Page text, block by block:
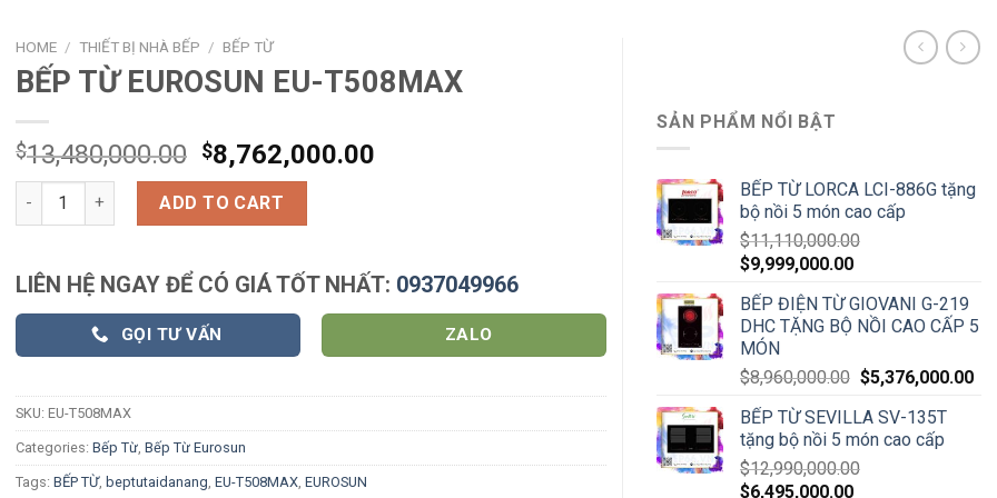
HOME / THIẾT BỊ NHÀ BẾP / BẾP TỪ
BẾP TỪ EUROSUN EU-T508MAX
$13,480,000.00 $8,762,000.00
BẾP TỪ EUROSUN EU-T508MAX quantity
ADD TO CART
LIÊN HỆ NGAY ĐỂ CÓ GIÁ TỐT NHẤT: 0937049966
GỌI TƯ VẤN ZALO
SKU: EU-T508MAX
Categories: Bếp Từ Bếp Từ Eurosun
Tags: BẾP TỪ, beptutaidanang EU-T508MAX EUROSUN
SẢN PHẨM NỔI BẬT
BẾP TỪ LORCA LCI-886G tặng
bộ nồi 5 món cao cấp
$11,110,000.00
$9,999,000.00
BẾP ĐIỆN TỪ GIOVANI G-219
DHC TẶNG BỘ NỒI CAO CẤP 5
MÓN
$8,960,000.00 $5,376,000.00
BẾP TỪ SEVILLA SV-135T
tặng bộ nồi 5 món cao cấp
$12,990,000.00
$6,495,000.00